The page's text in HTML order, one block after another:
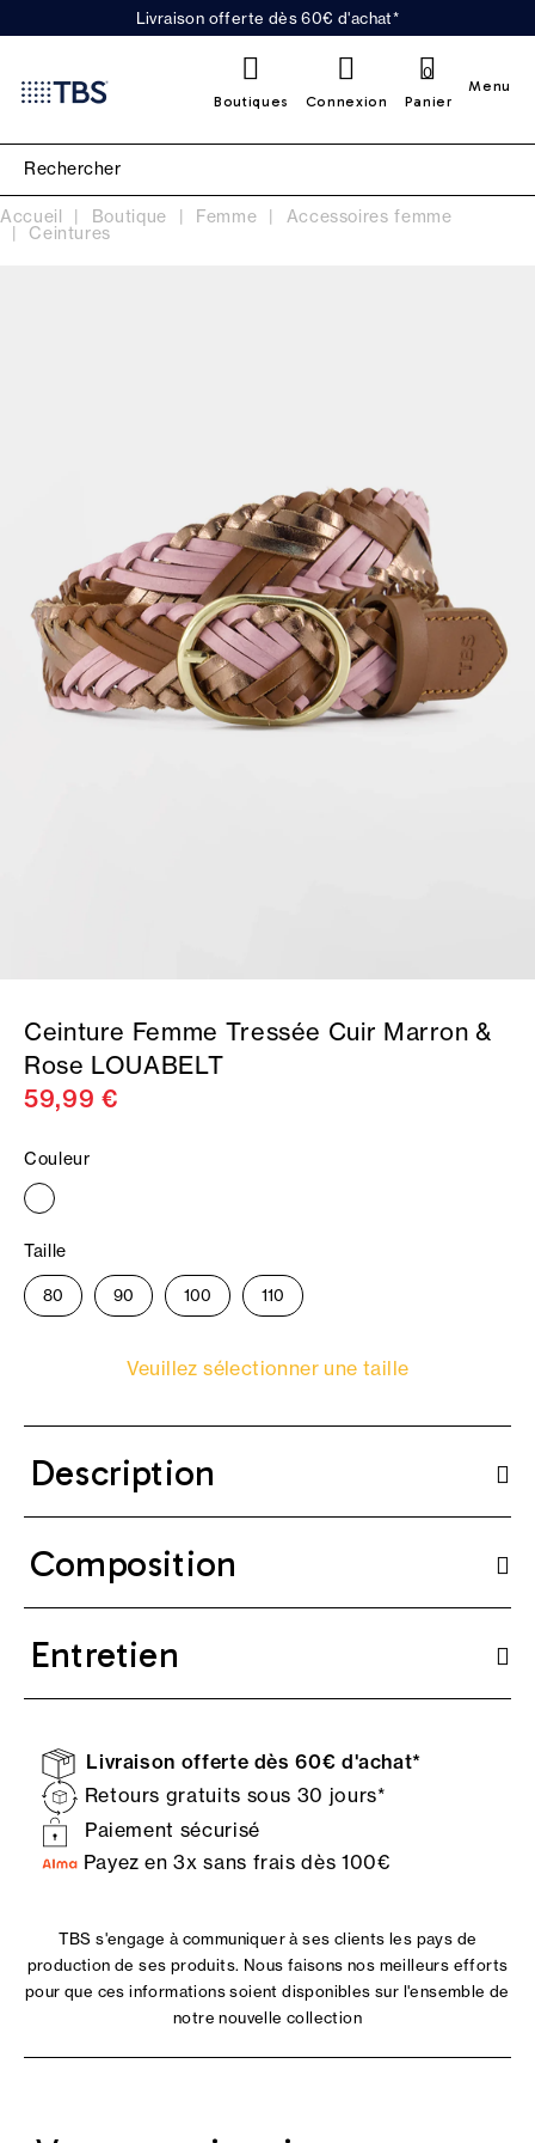
Livraison offerte dès 60€ d'achat*
Boutiques Connexion Panier
0
Menu
Accueil Boutique Femme Accessoires femme
Ceintures
Ceinture Femme Tressée Cuir Marron &
Rose LOUABELT
59,99 €
Couleur
Taille
80 90 100 110
Veuillez sélectionner une taille
Description
Composition
Entretien
Livraison offerte dès 60€ d'achat*
Retours gratuits sous 30 jours*
Paiement sécurisé
Payez en 3x sans frais dès 100€
TBS s'engage à communiquer à ses clients les pays de
production de ses produits. Nous faisons nos meilleurs efforts
pour que ces informations soient disponibles sur l'ensemble de
notre nouvelle collection